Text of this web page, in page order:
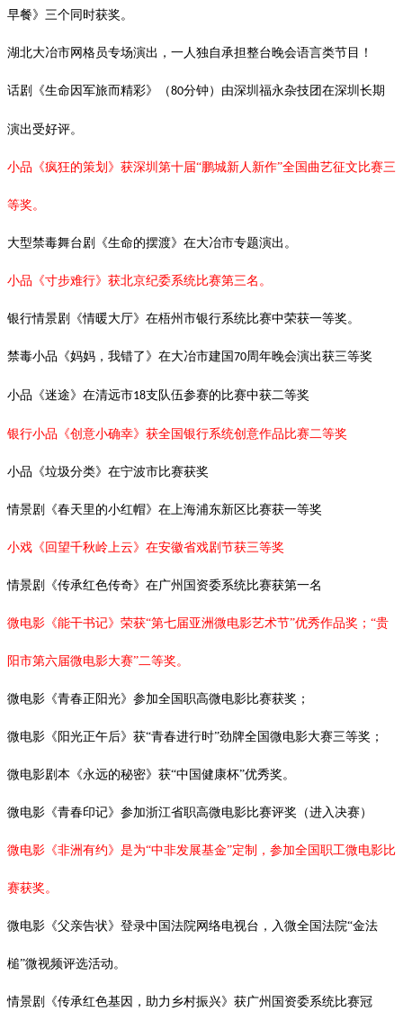
早餐》三个同时获奖。
湖北大冶市网格员专场演出，一人独自承担整台晚会语言类节目！
话剧《生命因军旅而精彩》（80分钟）由深圳福永杂技团在深圳长期
演出受好评。
小品《疯狂的策划》获深圳第十届“鹏城新人新作”全国曲艺征文比赛三
等奖。
大型禁毒舞台剧《生命的摆渡》在大冶市专题演出。
小品《寸步难行》获北京纪委系统比赛第三名。
银行情景剧《情暖大厅》在梧州市银行系统比赛中荣获一等奖。
禁毒小品《妈妈，我错了》在大冶市建国70周年晚会演出获三等奖
小品《迷途》在清远市18支队伍参赛的比赛中获二等奖
银行小品《创意小确幸》获全国银行系统创意作品比赛二等奖
小品《垃圾分类》在宁波市比赛获奖
情景剧《春天里的小红帽》在上海浦东新区比赛获一等奖
小戏《回望千秋岭上云》在安徽省戏剧节获三等奖
情景剧《传承红色传奇》在广州国资委系统比赛获第一名
微电影《能干书记》荣获“第七届亚洲微电影艺术节”优秀作品奖；“贵
阳市第六届微电影大赛”二等奖。
微电影《青春正阳光》参加全国职高微电影比赛获奖；
微电影《阳光正午后》获“青春进行时”劲牌全国微电影大赛三等奖；
微电影剧本《永远的秘密》获“中国健康杯”优秀奖。
微电影《青春印记》参加浙江省职高微电影比赛评奖（进入决赛）
微电影《非洲有约》是为“中非发展基金”定制，参加全国职工微电影比
赛获奖。
微电影《父亲告状》登录中国法院网络电视台，入微全国法院“金法
槌”微视频评选活动。
情景剧《传承红色基因，助力乡村振兴》获广州国资委系统比赛冠